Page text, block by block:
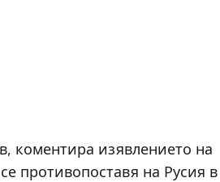
коментира изявлението на
противопоставя на Русия в